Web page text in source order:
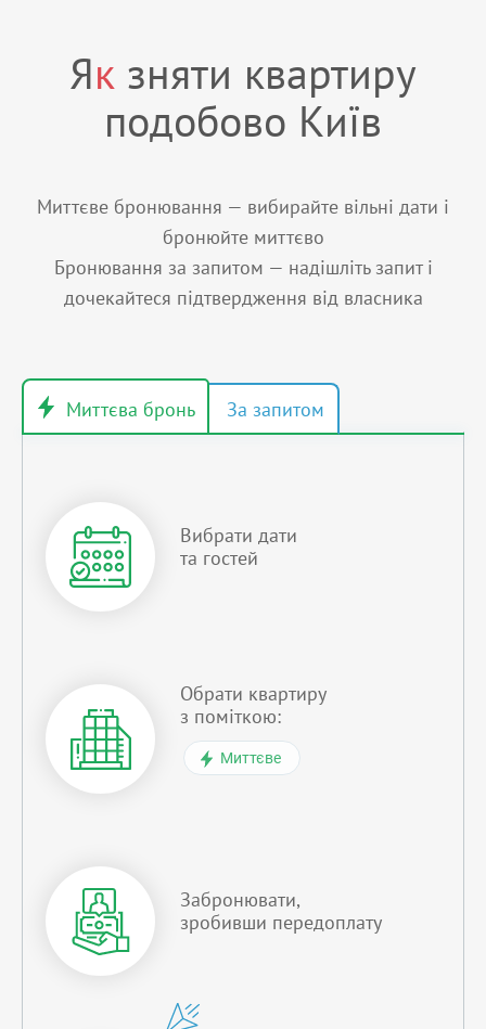
Як зняти квартиру
подобово Київ
Миттєве бронювання — вибирайте вільні дати і
бронюйте миттєво
Бронювання за запитом — надішліть запит і
дочекайтеся підтвердження від власника
Вибрати дати
та гостей
Обрати квартиру
з поміткою:
Миттєве
Забронювати,
зробивши передоплату